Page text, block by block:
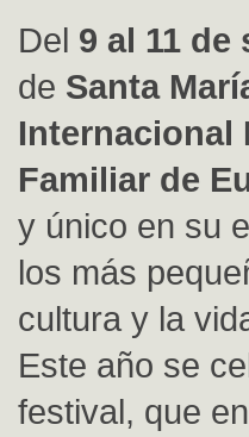
Del 9 al 11 de
de Santa
Internacional
Familiar de
y único en su
los más
cultura y la
Este año se
festival, que